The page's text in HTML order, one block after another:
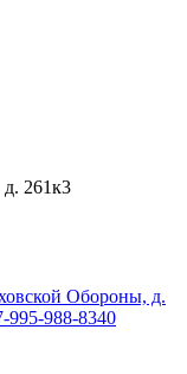
261к3
Обороны, д.
995-988-8340